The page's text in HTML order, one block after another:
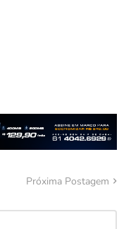
Próxima Postagem